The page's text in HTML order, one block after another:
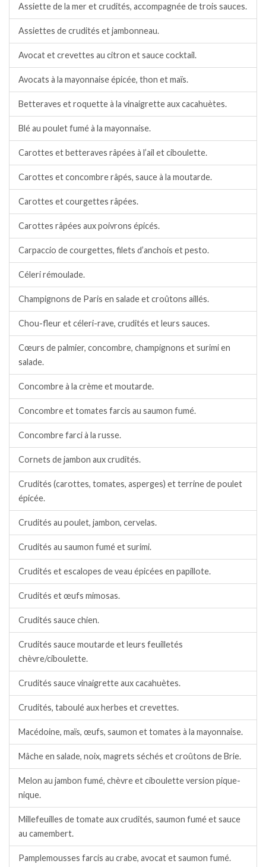
Assiette de la mer et crudités, accompagnée de trois sauces.
Assiettes de crudités et jambonneau.
Avocat et crevettes au citron et sauce cocktail.
Avocats à la mayonnaise épicée, thon et maïs.
Betteraves et roquette à la vinaigrette aux cacahuètes.
Blé au poulet fumé à la mayonnaise.
Carottes et betteraves râpées à l’ail et ciboulette.
Carottes et concombre râpés, sauce à la moutarde.
Carottes et courgettes râpées.
Carottes râpées aux poivrons épicés.
Carpaccio de courgettes, filets d’anchois et pesto.
Céleri rémoulade.
Champignons de Paris en salade et croûtons aillés.
Chou-fleur et céleri-rave, crudités et leurs sauces.
Cœurs de palmier, concombre, champignons et surimi en
salade.
Concombre à la crème et moutarde.
Concombre et tomates farcis au saumon fumé.
Concombre farci à la russe.
Cornets de jambon aux crudités.
Crudités (carottes, tomates, asperges) et terrine de poulet
épicée.
Crudités au poulet, jambon, cervelas.
Crudités au saumon fumé et surimi.
Crudités et escalopes de veau épicées en papillote.
Crudités et œufs mimosas.
Crudités sauce chien.
Crudités sauce moutarde et leurs feuilletés
chèvre/ciboulette.
Crudités sauce vinaigrette aux cacahuètes.
Crudités, taboulé aux herbes et crevettes.
Macédoine, maïs, œufs, saumon et tomates à la mayonnaise.
Mâche en salade, noix, magrets séchés et croûtons de Brie.
Melon au jambon fumé, chèvre et ciboulette version pique-
nique.
Millefeuilles de tomate aux crudités, saumon fumé et sauce
au camembert.
Pamplemousses farcis au crabe, avocat et saumon fumé.